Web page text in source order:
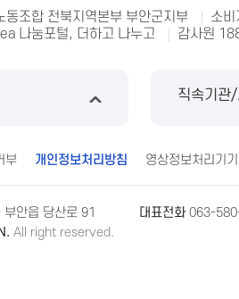
동조합 전북지역본부 부안군지부 소
나눔포털, 더하고 나누고
감사원
직속기관
부 개인정보처리방침 영상정보처리기
안읍 당산로 91 대표전화063-
All right reserved.